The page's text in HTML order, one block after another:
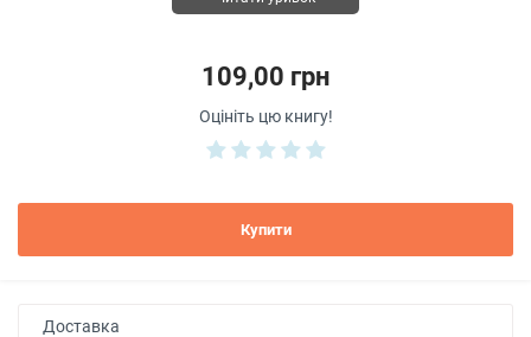
109,00 грн
Оцініть цю книгу!
Купити
Доставка